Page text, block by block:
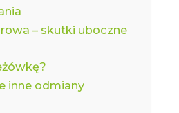
– skutki uboczne
inne odmiany